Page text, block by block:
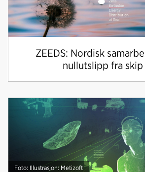
ZEEDS: Nordisk
nullutslipp fra skip
Foto: Illustrasjon: Metizoft